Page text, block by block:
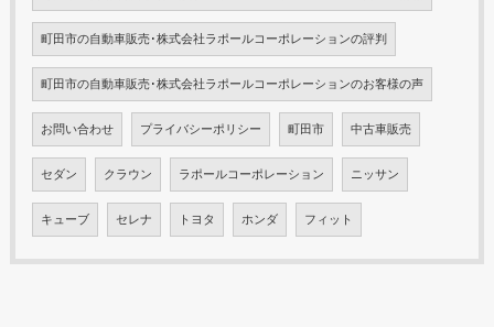
町田市の自動車販売･株式会社ラポールコーポレーションの評判
町田市の自動車販売･株式会社ラポールコーポレーションのお客様の声
お問い合わせ プライバシーポリシー 町田市 中古車販売
セダン クラウン ラポールコーポレーション ニッサン
キューブ セレナ トヨタ ホンダ フィット